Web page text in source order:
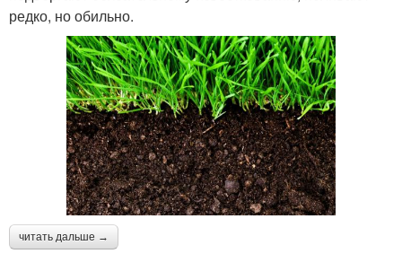
редко, но обильно.
читать дальше →